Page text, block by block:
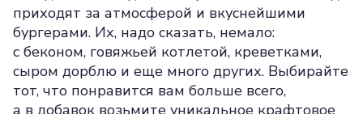
приходят за атмосферой и вкуснейшими
бургерами. Их, надо сказать, немало:
с беконом, говяжьей котлетой, креветками,
сыром дорблю и еще много других. Выбирайте
тот, что понравится вам больше всего,
а в добавок возьмите уникальное крафтовое